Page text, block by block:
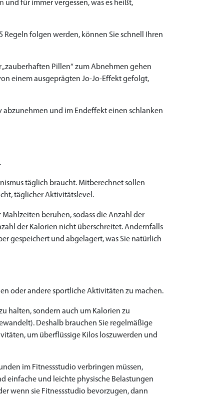
und für immer vergessen, was es heißt,
Regeln folgen werden, können Sie schnell Ihren
Pillen“ zum Abnehmen gehen
einem ausgeprägten Jo-Jo-Effekt gefolgt,
und im Endeffekt einen schlanken
täglich braucht. Mitberechnet sollen
täglicher Aktivitätslevel.
beruhen, sodass die Anzahl der
der Kalorien nicht überschreitet. Andernfalls
gespeichert und abgelagert, was Sie natürlich
oder andere sportliche Aktivitäten zu machen.
halten, sondern auch um Kalorien zu
Deshalb brauchen Sie regelmäßige
um überflüssige Kilos loszuwerden und
im Fitnessstudio verbringen müssen,
einfache und leichte physische Belastungen
wenn sie Fitnessstudio bevorzugen, dann